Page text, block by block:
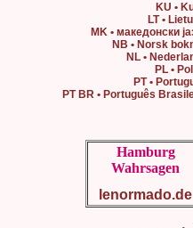
Hamburg
Wahrsagen
lenormado.de